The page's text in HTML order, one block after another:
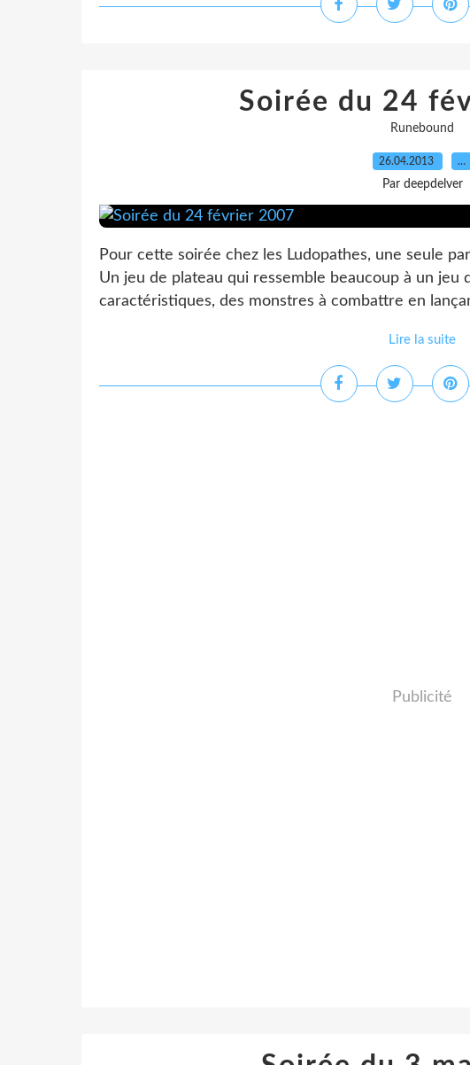
Soirée du 24
Runebound
26.04.2013 …
Par deepdelver
Pour cette soirée chez les Ludopathes, une seule
Un jeu de plateau qui ressemble beaucoup à un jeu
caractéristiques, des monstres à combattre en
Lire la suite
Publicité